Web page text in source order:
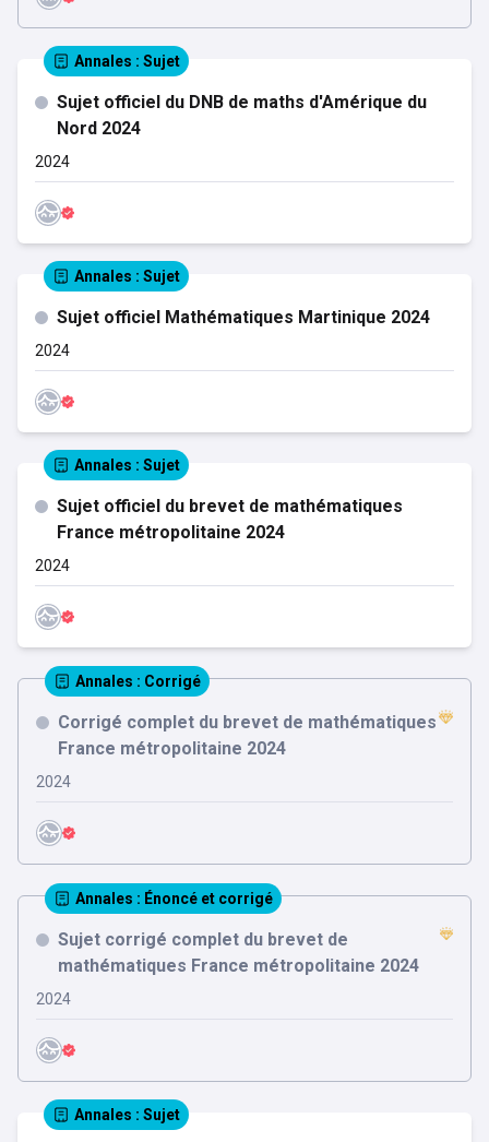
Annales : Sujet
Sujet officiel du DNB de maths d'Amérique du
Nord 2024
2024
Annales : Sujet
Sujet officiel Mathématiques Martinique 2024
2024
Annales : Sujet
Sujet officiel du brevet de mathématiques
France métropolitaine 2024
2024
Annales : Corrigé
Corrigé complet du brevet de mathématiques
France métropolitaine 2024
2024
Annales : Énoncé et corrigé
Sujet corrigé complet du brevet de
mathématiques France métropolitaine 2024
2024
Annales : Sujet